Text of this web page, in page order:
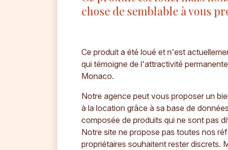
chose de semblable à vous
Ce produit a été loué et n'est
qui témoigne de l'attractivité
Monaco.
Notre agence peut vous proposer un
à la location grâce à sa base de
composée de produits qui ne sont pas
Notre site ne propose pas toutes nos
propriétaires souhaitent rester discrets.